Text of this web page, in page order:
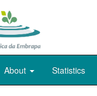
About Statistics